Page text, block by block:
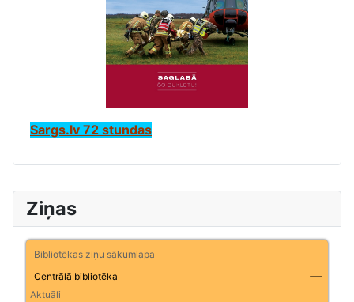
Ziņas
Bibliotēkas ziņu sākumlapa
Centrālā bibliotēka
Aktuāli
Sargs.lv 72 stundas